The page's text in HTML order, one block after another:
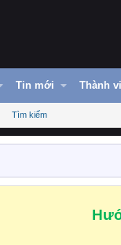
Tin mới Thành
Tìm kiếm